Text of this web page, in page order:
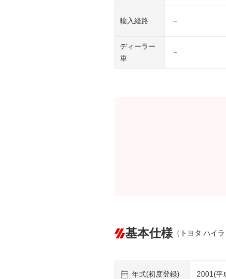
輸入経路 －
ディーラー
車
－
基本仕様 （トヨタ ハイ
年式(初度登録) 2001(平